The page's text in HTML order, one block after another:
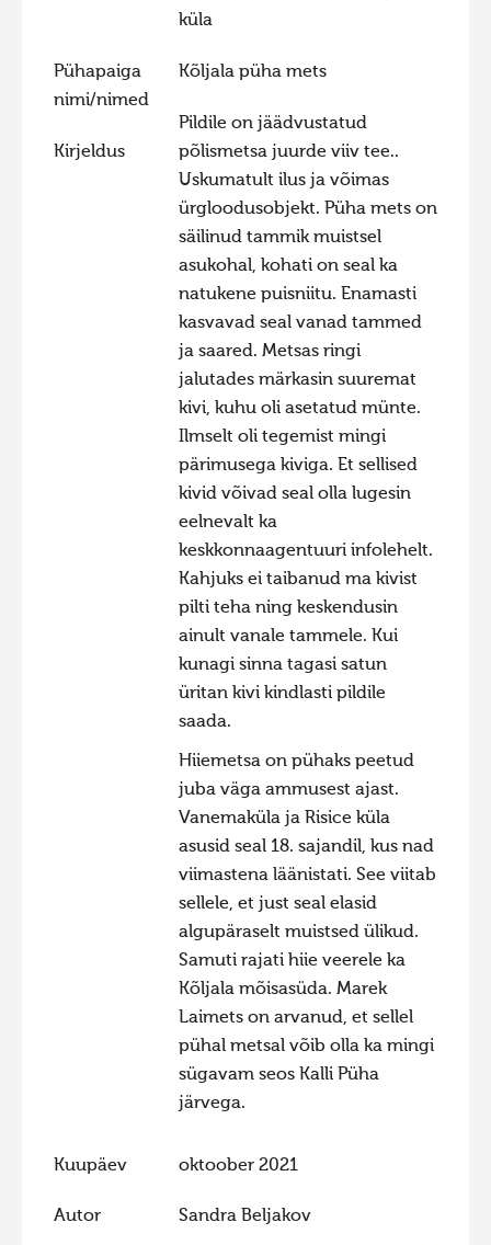
Hiite kuvavõistlus 2020
Hiite kuvavõistlus 2020 lisa
Liikuvad kuvad 2020
Hiite kuvavõistlus 2019
Hiite kuvavõistlus 2018
Hiite kuvavõistlus 2017
Hiite kuvavõistlus 2016
Hiite kuvavõistlus 2015
Hiite kuvavõistlus 2013
Hiite kuvavõistlus 2012
Hiite kuvavõistlus 2010
Hiite kuvavõistlus 2009
küla
Pühapaiga
nimi/nimed
Kõljala püha mets
Kirjeldus
Pildile on jäädvustatud
põlismetsa juurde viiv tee..
Uskumatult ilus ja võimas
ürgloodusobjekt. Püha mets on
säilinud tammik muistsel
asukohal, kohati on seal ka
natukene puisniitu. Enamasti
kasvavad seal vanad tammed
ja saared. Metsas ringi
jalutades märkasin suuremat
kivi, kuhu oli asetatud münte.
Ilmselt oli tegemist mingi
pärimusega kiviga. Et sellised
kivid võivad seal olla lugesin
eelnevalt ka
keskkonnaagentuuri infolehelt.
Kahjuks ei taibanud ma kivist
pilti teha ning keskendusin
ainult vanale tammele. Kui
kunagi sinna tagasi satun
üritan kivi kindlasti pildile
saada.
Hiiemetsa on pühaks peetud
juba väga ammusest ajast.
Vanemaküla ja Risice küla
asusid seal 18. sajandil, kus nad
viimastena läänistati. See viitab
sellele, et just seal elasid
algupäraselt muistsed ülikud.
Samuti rajati hiie veerele ka
Kõljala mõisasüda. Marek
Laimets on arvanud, et sellel
pühal metsal võib olla ka mingi
sügavam seos Kalli Püha
järvega.
Kuupäev oktoober 2021
Autor Sandra Beljakov